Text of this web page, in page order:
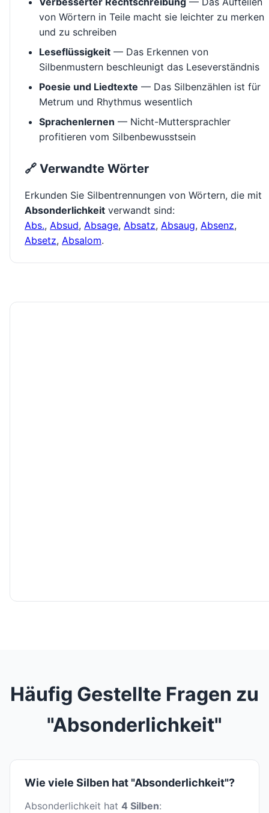
von Wörtern in Teile macht sie leichter zu merken
und zu schreiben
Leseflüssigkeit — Das Erkennen von
Silbenmustern beschleunigt das Leseverständnis
Poesie und Liedtexte — Das Silbenzählen ist für
Metrum und Rhythmus wesentlich
Sprachenlernen — Nicht-Muttersprachler
profitieren vom Silbenbewusstsein
🔗 Verwandte Wörter
Erkunden Sie Silbentrennungen von Wörtern, die mit
Absonderlichkeit verwandt sind:
Abs., Absud, Absage, Absatz, Absaug, Absenz,
Absetz, Absalom.
Häufig Gestellte Fragen zu
"Absonderlichkeit"
Wie viele Silben hat "Absonderlichkeit"?
Absonderlichkeit hat 4 Silben: